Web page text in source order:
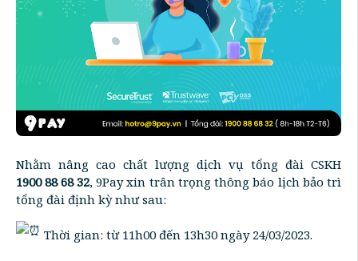
Nhằm nâng cao chất lượng dịch vụ tổng đài CSKH
1900 88 68 32, 9Pay xin trân trọng thông báo lịch bảo trì
tổng đài định kỳ như sau:
Thời gian: từ 11h00 đến 13h30 ngày 24/03/2023.